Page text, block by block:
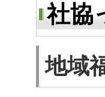
社協
地域